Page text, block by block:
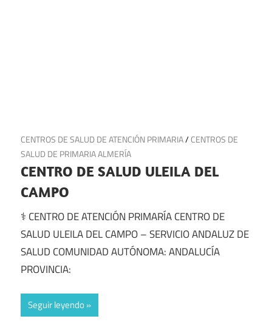
5 de julio de 2025
CENTROS DE SALUD DE ATENCIÓN PRIMARIA/CENTROS DE
SALUD DE PRIMARIA ALMERÍA
CENTRO DE SALUD ULEILA DEL
CAMPO
⚕️ CENTRO DE ATENCIÓN PRIMARÍA CENTRO DE
SALUD ULEILA DEL CAMPO – SERVICIO ANDALUZ DE
SALUD COMUNIDAD AUTÓNOMA: ANDALUCÍA
PROVINCIA:
Seguir leyendo